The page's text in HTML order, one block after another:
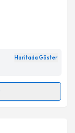
talebi
için bir
belirtilen
Haritada Göster
talebi